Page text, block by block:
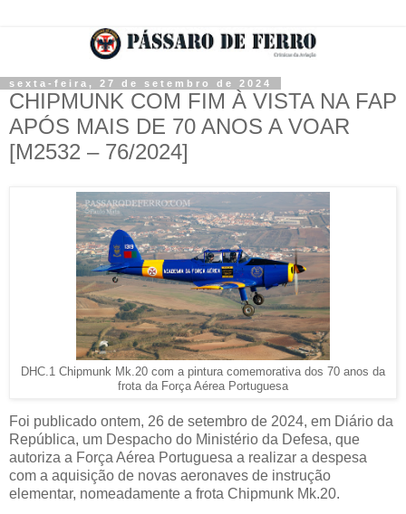
sexta-feira, 27 de setembro de 2024
CHIPMUNK COM FIM À VISTA NA FAP
APÓS MAIS DE 70 ANOS A VOAR
[M2532 – 76/2024]
DHC.1 Chipmunk Mk.20 com a pintura comemorativa dos 70 anos da
frota da Força Aérea Portuguesa
Foi publicado ontem, 26 de setembro de 2024, em Diário da
República, um Despacho do Ministério da Defesa, que
autoriza a Força Aérea Portuguesa a realizar a despesa
com a aquisição de novas aeronaves de instrução
elementar, nomeadamente a frota Chipmunk Mk.20.